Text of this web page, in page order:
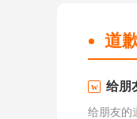
道
给朋
给朋友的